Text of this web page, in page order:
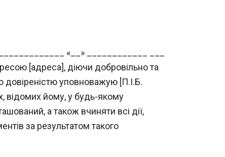
«__» ____________ ___
[адреса], діючи добровільно та
довіреністю уповноважую [П.І.Б.
відомих йому, у будь-якому
а також вчиняти всі дії,
за результатом такого